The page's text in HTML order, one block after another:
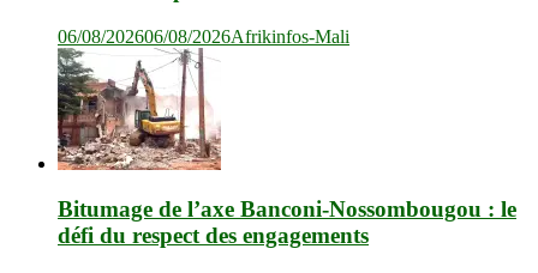
06/08/202606/08/2026Afrikinfos-Mali
Bitumage de l’axe Banconi-Nossombougou : le
défi du respect des engagements